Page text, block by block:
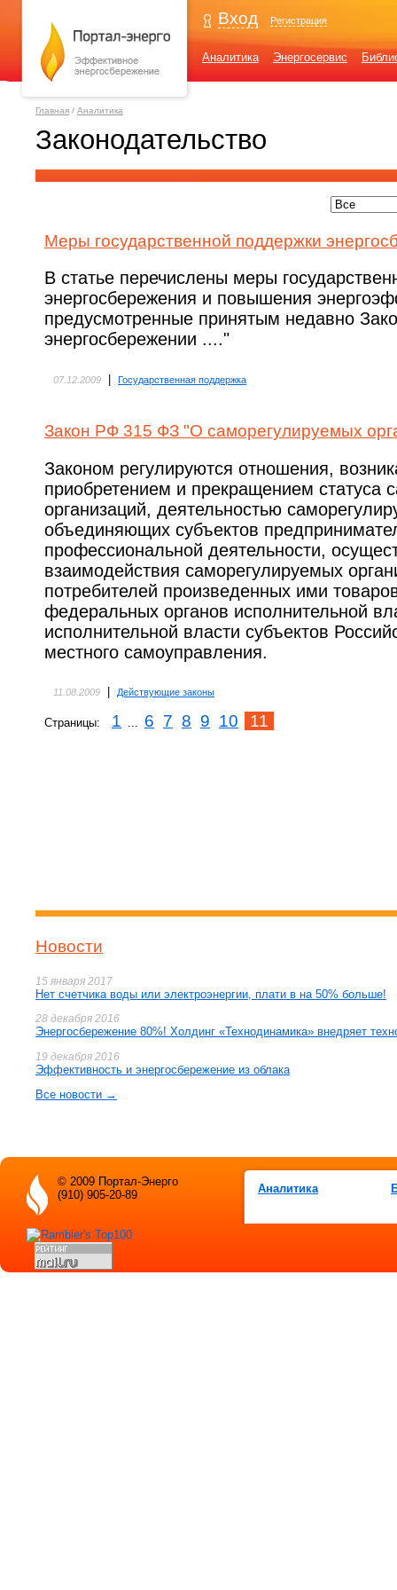
Вход Регистрация
Аналитика Энергосервис
Главная / Аналитика
Законодательство
Меры государственной поддержки
В статье перечислены меры
энергосбережения и повышения
предусмотренные принятым недавно
энергосбережении ...."
07.12.2009 Государственная поддержка
Закон РФ 315 ФЗ "О саморегулируемых
Законом регулируются отношения,
приобретением и прекращением статуса
организаций, деятельностью
объединяющих субъектов
профессиональной деятельности,
взаимодействия саморегулируемых
потребителей произведенных ими
федеральных органов исполнительной
исполнительной власти субъектов
местного самоуправления.
11.08.2009 Действующие законы
Страницы: 1 6 7 8 9 10 11
Новости
15 января 2017
Нет счетчика воды или электроэнергии, плати в на 50% больше!
28 декабря 2016
Энергосбережение 80%! Холдинг «Технодинамика» внедряет
19 декабря 2016
Эффективность и энергосбережение из облака
Все новости →
Аналитика
© 2009 Портал-Энерго
(910) 905-20-89